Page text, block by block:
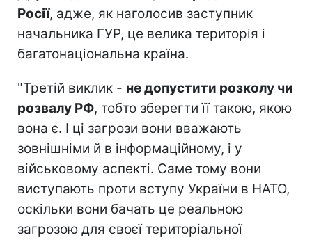
Росії, адже, як наголосив заступник
начальника ГУР, це велика територія і
багатонаціональна країна.
"Третій виклик - не допустити розколу чи
розвалу РФ, тобто зберегти її такою, якою
вона є. І ці загрози вони вважають
зовнішніми й в інформаційному, і у
військовому аспекті. Саме тому вони
виступають проти вступу України в НАТО,
оскільки вони бачать це реальною
загрозою для своєї територіальної